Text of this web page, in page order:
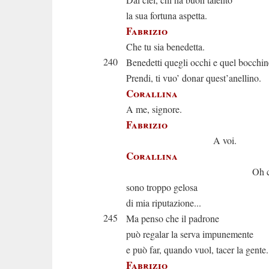
la sua fortuna aspetta.
Fabrizio
Che tu sia benedetta.
240
Benedetti quegli occhi e quel
Prendi, ti vuo’ donar quest’anellino.
Corallina
A me, signore.
Fabrizio
A voi.
Corallina
Oh
sono troppo gelosa
di mia riputazione...
245
Ma penso che il padrone
può regalar la serva impunemente
e può far, quando vuol, tacer la gente.
Fabrizio